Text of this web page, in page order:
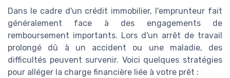
Dans le cadre d'un crédit immobilier, l'emprunteur fait
généralement face à des engagements de
remboursement importants. Lors d'un arrêt de travail
prolongé dû à un accident ou une maladie, des
difficultés peuvent survenir. Voici quelques stratégies
pour alléger la charge financière liée à votre prêt :